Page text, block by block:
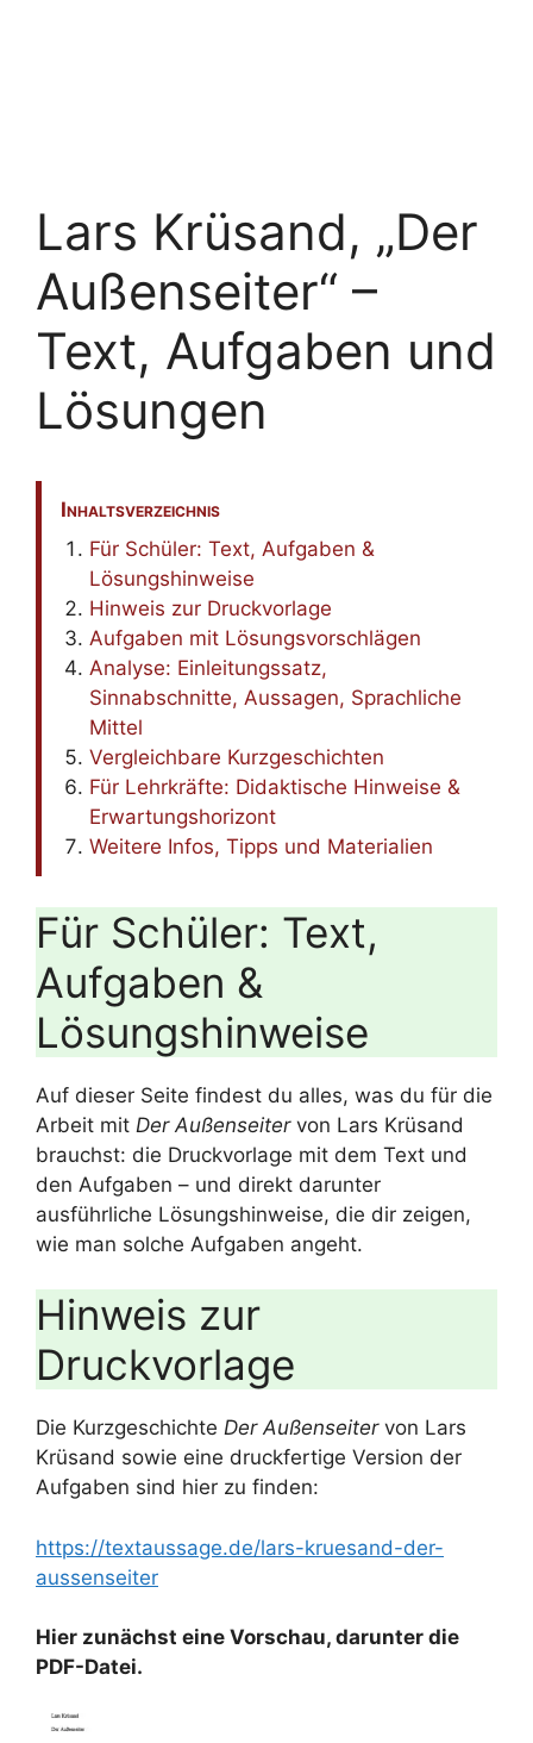
Lars Krüsand, „Der
Außenseiter“ –
Text, Aufgaben und
Lösungen
Inhaltsverzeichnis
Für Schüler: Text, Aufgaben &
Lösungshinweise
Hinweis zur Druckvorlage
Aufgaben mit Lösungsvorschlägen
Analyse: Einleitungssatz,
Sinnabschnitte, Aussagen, Sprachliche
Mittel
Vergleichbare Kurzgeschichten
Für Lehrkräfte: Didaktische Hinweise &
Erwartungshorizont
Weitere Infos, Tipps und Materialien
Für Schüler: Text,
Aufgaben &
Lösungshinweise
Auf dieser Seite findest du alles, was du für die
Arbeit mit Der Außenseitervon Lars Krüsand
brauchst: die Druckvorlage mit dem Text und
den Aufgaben – und direkt darunter
ausführliche Lösungshinweise, die dir zeigen,
wie man solche Aufgaben angeht.
Hinweis zur
Druckvorlage
Die Kurzgeschichte Der Außenseitervon Lars
Krüsand sowie eine druckfertige Version der
Aufgaben sind hier zu finden:
https://textaussage.de/lars-kruesand-der-
aussenseiter
Hier zunächst eine Vorschau, darunter die
PDF-Datei.